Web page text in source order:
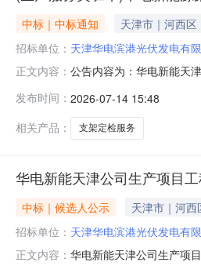
中标｜中标通知 天津市｜河西区
招标单位： 天津华电滨港光伏发电有
正文内容： 公告内容为：华电新能天
标人名称:山东中固安装工
发布时间： 2026-07-14 15:48
相关产品：
支架定检服务
华电新能天津公司生产项目
中标｜候选人公示 天津市｜河西
招标单位： 天津华电滨港光伏发电有
正文内容： 华电新能天津公司生产项